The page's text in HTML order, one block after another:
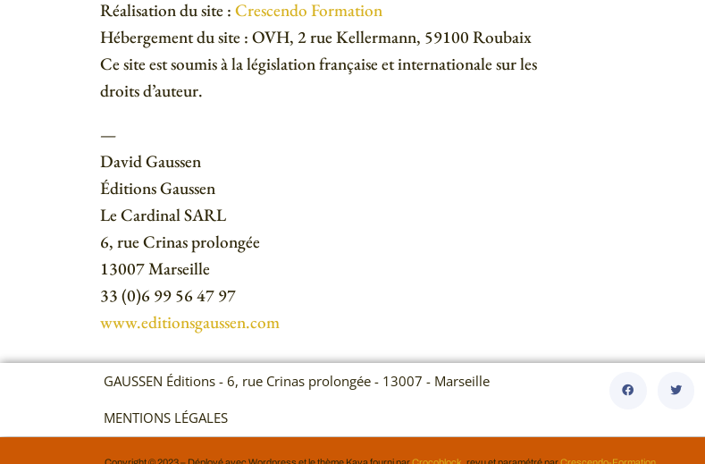
Réalisation du site : Crescendo Formation
Hébergement du site : OVH, 2 rue Kellermann, 59100 Roubaix
Ce site est soumis à la législation française et internationale sur les
droits d’auteur.
—
David Gaussen
Éditions Gaussen
Le Cardinal SARL
6, rue Crinas prolongée
13007 Marseille
33 (0)6 99 56 47 97
www.editionsgaussen.com
GAUSSEN Éditions - 6, rue Crinas prolongée - 13007 - Marseille
MENTIONS LÉGALES